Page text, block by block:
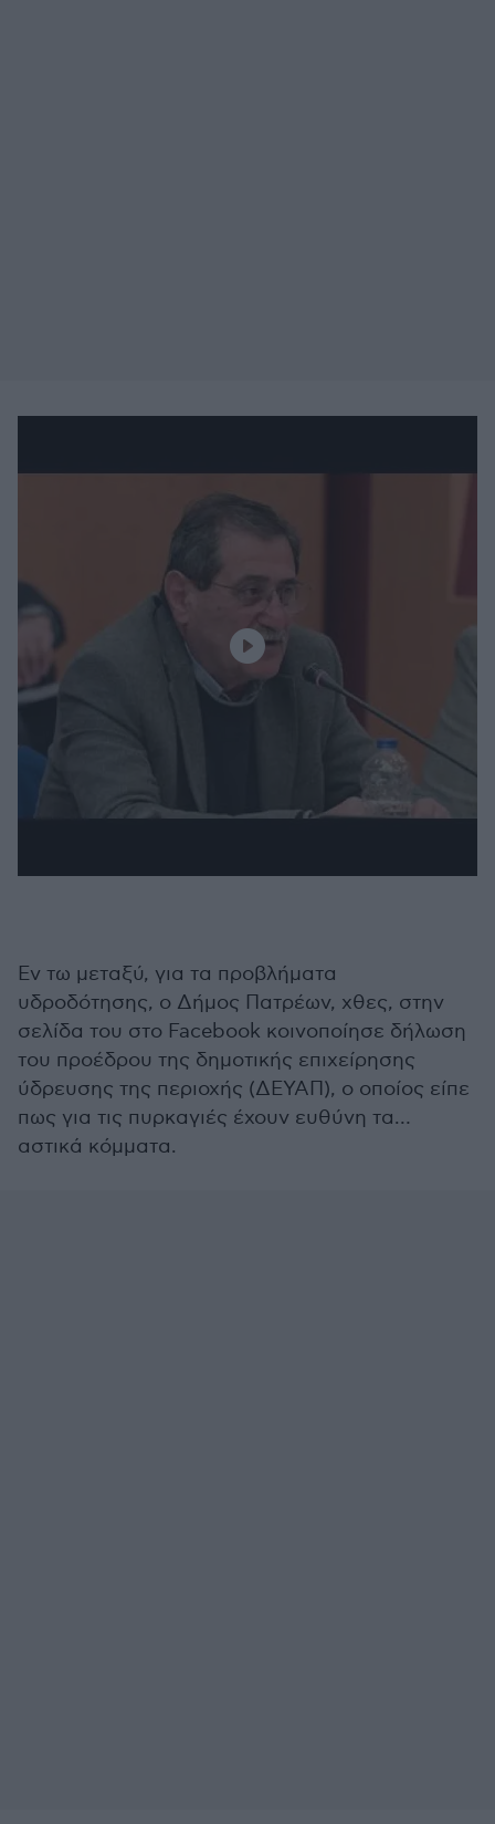
Εν τω μεταξύ, για τα προβλήματα
υδροδότησης, ο Δήμος Πατρέων, χθες, στην
σελίδα του στο Facebook κοινοποίησε δήλωση
του προέδρου της δημοτικής επιχείρησης
ύδρευσης της περιοχής (ΔΕΥΑΠ), ο οποίος είπε
πως για τις πυρκαγιές έχουν ευθύνη τα…
αστικά κόμματα.